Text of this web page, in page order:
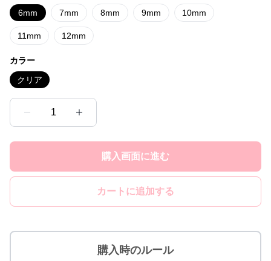
6mm 7mm 8mm 9mm 10mm
11mm 12mm
カラー
クリア
1
購入画面に進む
カートに追加する
購入時のルール